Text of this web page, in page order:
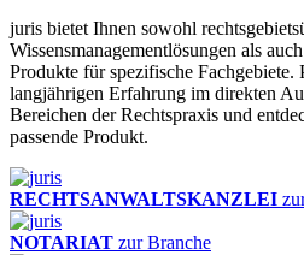
juris bietet Ihnen sowohl
Wissensmanagementlösungen als
Produkte für spezifische Fachgebiete.
langjährigen Erfahrung im direkten
Bereichen der Rechtspraxis und
passende Produkt.
RECHTSANWALTSKANZLEI
NOTARIAT zur Branche